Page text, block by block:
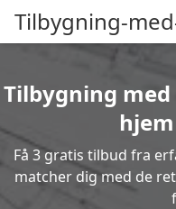
Tilbygning-
Tilbygning
Få 3 gratis tilbud fra
matcher dig med de